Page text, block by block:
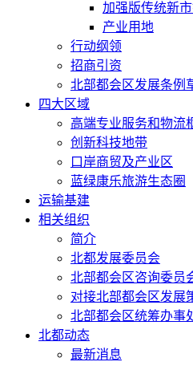
加强版传统新
产业用地
行动纲领
招商引资
北部都会区发展条例
四大区域
高端专业服务和物流
创新科技地带
口岸商贸及产业区
蓝绿康乐旅游生态圈
运输基建
相关组织
简介
北都发展委员会
北部都会区咨询委员
对接北部都会区发展
北部都会区统筹办事
北都动态
最新消息